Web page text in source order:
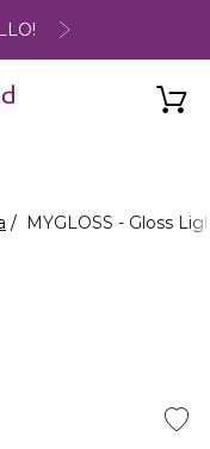
MYGLOSS - Gloss